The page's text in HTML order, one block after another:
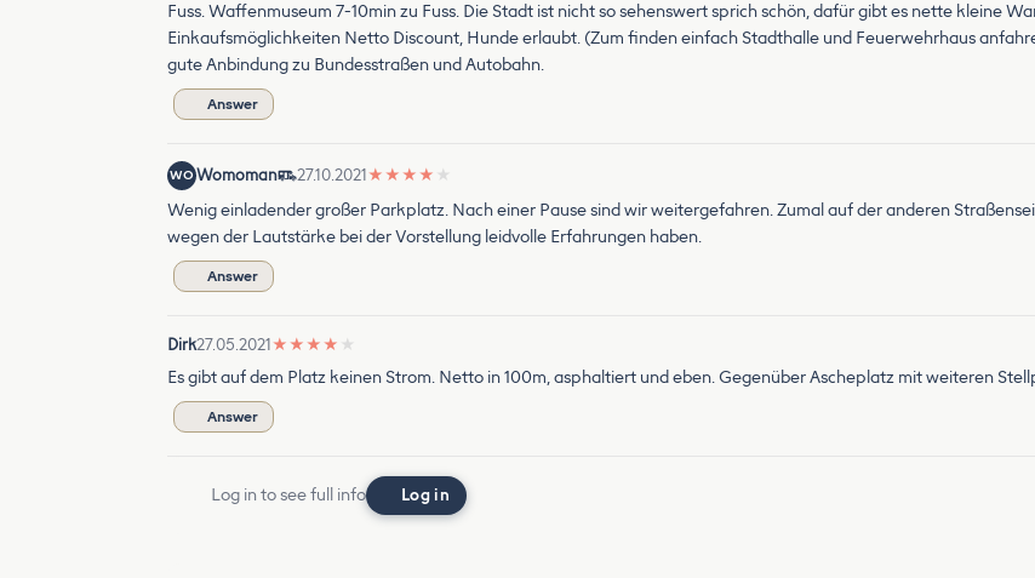
Fuss. Waffenmuseum 7-10min zu Fuss. Die Stadt ist nicht so sehenswert sprich schön, dafür gibt es nette kleine
Einkaufsmöglichkeiten Netto Discount, Hunde erlaubt. (Zum finden einfach Stadthalle und Feuerwehrhaus
gute Anbindung zu Bundesstraßen und Autobahn.
Answer
WO Womoman 27.10.2021 ★ ★ ★ ★ ★
Wenig einladender großer Parkplatz. Nach einer Pause sind wir weitergefahren. Zumal auf der anderen
wegen der Lautstärke bei der Vorstellung leidvolle Erfahrungen haben.
Answer
Dirk27.05.2021 ★ ★ ★ ★ ★
Es gibt auf dem Platz keinen Strom. Netto in 100m, asphaltiert und eben. Gegenüber Ascheplatz mit weiteren
Answer
Log in to see full info Log in